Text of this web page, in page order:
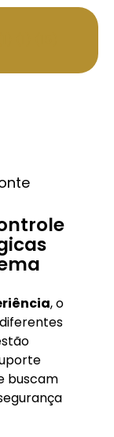
, o
buscam